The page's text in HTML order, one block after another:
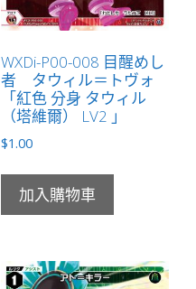
WXDi-P00-008 目醒めし
者 タウィル＝トヴォ
「紅色 分身 タウィル
（塔維爾） LV2 」
$1.00
加入購物車